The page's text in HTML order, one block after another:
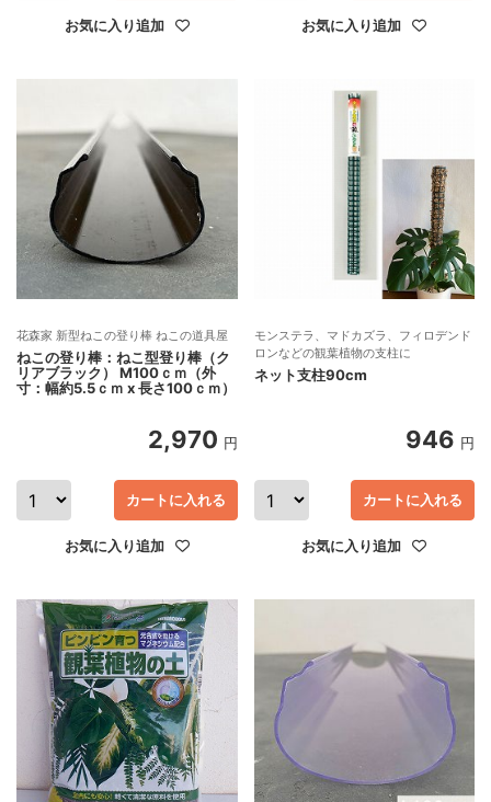
お気に入り追加 お気に入り追加
花森家 新型ねこの登り棒 ねこの道具屋
ねこの登り棒：ねこ型登り棒（ク
リアブラック） M100ｃｍ（外
寸：幅約5.5ｃｍ x 長さ100ｃｍ）
2,970 円
カートに入れる
お気に入り追加
モンステラ、マドカズラ、フィロデンド
ロンなどの観葉植物の支柱に
ネット支柱90cm
946 円
カートに入れる
お気に入り追加